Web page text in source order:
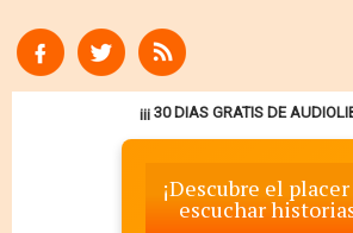
¡¡¡ 30 DIAS GRATIS DE
¡Descubre el
escuchar